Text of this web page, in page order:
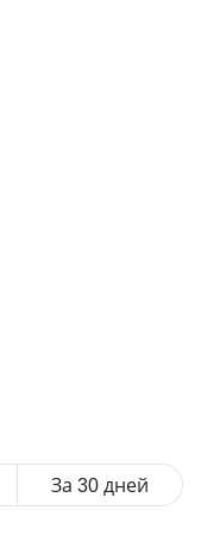
За 30 дней